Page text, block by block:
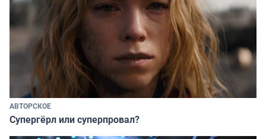
АВТОРСКОЕ
Супергёрл или суперпровал?